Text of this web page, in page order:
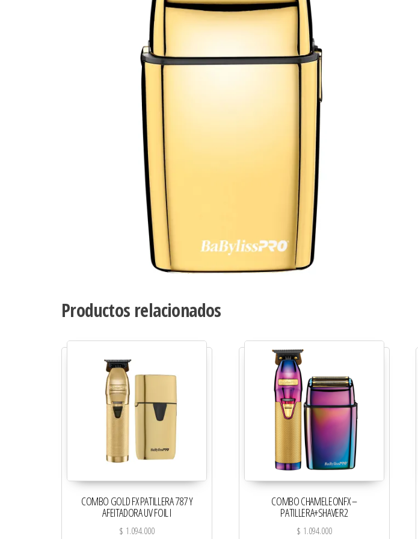
Productos relacionados
COMBO GOLD FX PATILLERA 787 Y
AFEITADORA UV FOIL I
$ 1.094.000
COMBO CHAMELEONFX –
PATILLERA+SHAVER2
$ 1.094.000